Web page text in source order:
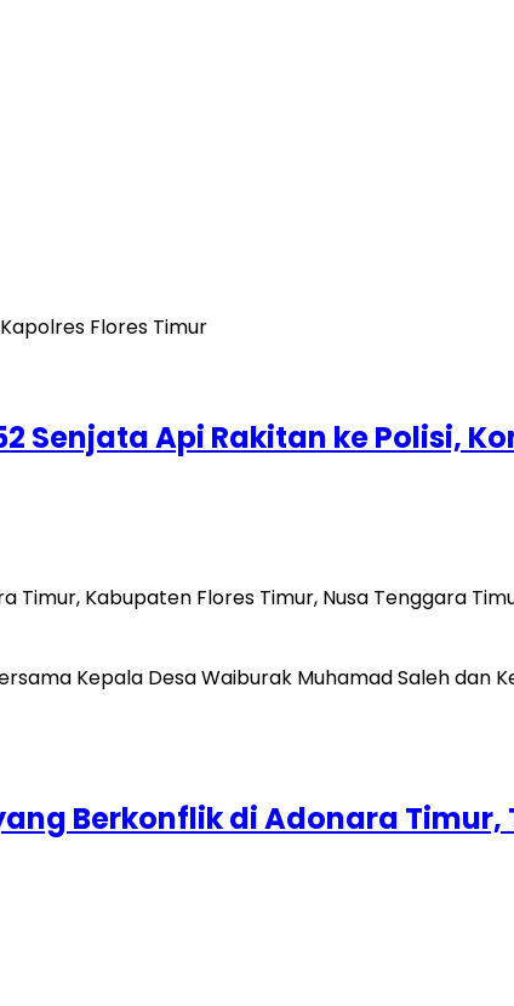
Senjata Api Rakitan ke Polisi,
Timur, Kabupaten Flores Timur, Nusa Tenggara
Berkonflik di Adonara Timur,